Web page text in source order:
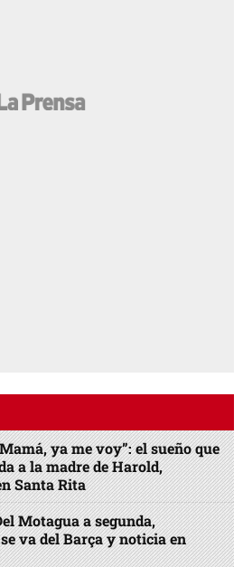
ya me voy”: el sueño que
a la madre de Harold,
Santa Rita
Motagua a segunda,
va del Barça y noticia en